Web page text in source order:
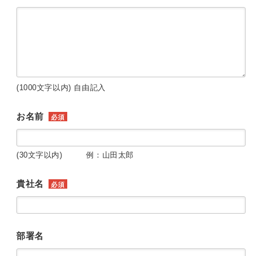
(1000文字以内) 自由記入
お名前 必須
(30文字以内) 例：山田太郎
貴社名 必須
部署名